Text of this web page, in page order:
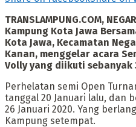
TRANSLAMPUNG.COM,
Kampung Kota Jawa
Kota Jawa, Kecamatan
Kanan, menggelar acara
Volly yang diikuti sebanyak
Perhelatan semi Open
tanggal 20 Januari lalu, dan
26 Januari 2020. Yang
Kampung setempat.